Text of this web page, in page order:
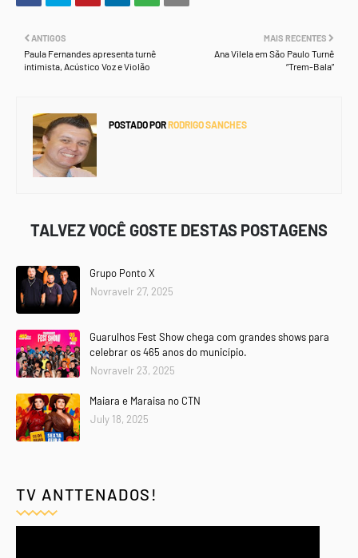
MAIS RECENTES
Ana Vilela em São Paulo Turnê
“Trem-Bala”
ANTIGOS
Paula Fernandes apresenta turnê
intimista, Acústico Voz e Violão
POSTADO PORRODRIGO SANCHES
TALVEZ VOCÊ GOSTE DESTAS POSTAGENS
Grupo Ponto X
Novravelr 27, 2025
Guarulhos Fest Show chega com grandes shows para
celebrar os 465 anos do município.
Novravelr 23, 2025
Maiara e Maraisa no CTN
July 18, 2025
TV ANTTENADOS!